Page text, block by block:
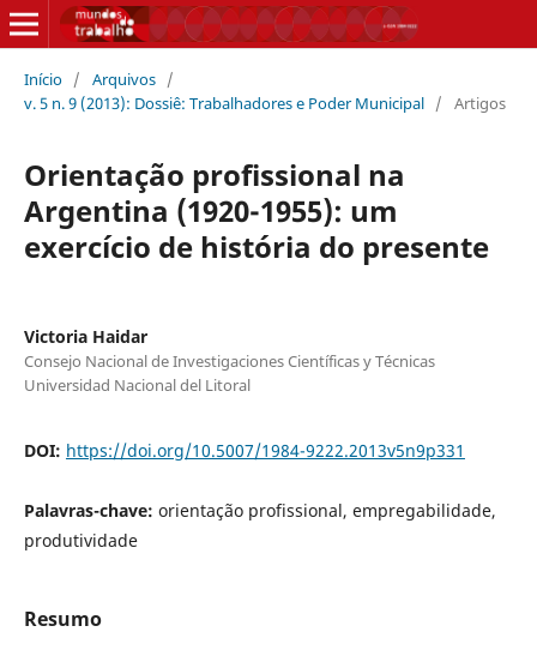
Início / Arquivos /
v. 5 n. 9 (2013): Dossiê: Trabalhadores e Poder Municipal / Artigos
Orientação profissional na
Argentina (1920-1955): um
exercício de história do presente
Victoria Haidar
Consejo Nacional de Investigaciones Científicas y Técnicas
Universidad Nacional del Litoral
DOI: https://doi.org/10.5007/1984-9222.2013v5n9p331
Palavras-chave: orientação profissional, empregabilidade,
produtividade
Resumo